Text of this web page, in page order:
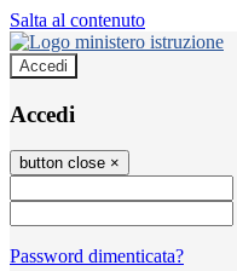
Salta al contenuto
Accedi
Accedi
button close ×
Password dimenticata?